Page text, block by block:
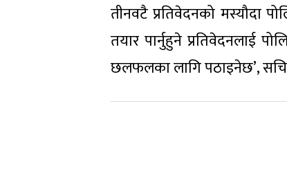
तीनवटै प्रतिवेदनको मस्यौदा
तयार पार्नुहुने प्रतिवेदनलाई
छलफलका लागि पठाइनेछ’,